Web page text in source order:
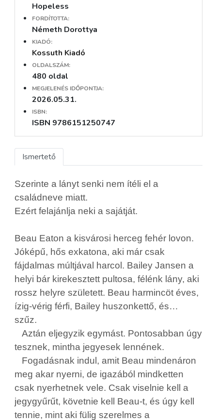
Hopeless
FORDÍTOTTA:
Németh Dorottya
KIADÓ:
Kossuth Kiadó
OLDALSZÁM:
480 oldal
MEGJELENÉS IDŐPONTJA:
2026.05.31.
ISBN:
ISBN 9786151250747
Ismertető
Szerinte a lányt senki nem ítéli el a
családneve miatt.
Ezért felajánlja neki a sajátját.
Beau Eaton a kisvárosi herceg fehér lovon.
Jóképű, hős exkatona, aki már csak
fájdalmas múltjával harcol. Bailey Jansen a
helyi bár kirekesztett pultosa, félénk lány, aki
rossz helyre született. Beau harmincöt éves,
ízig-vérig férfi, Bailey huszonkettő, és…
szűz.
Aztán eljegyzik egymást. Pontosabban úgy
tesznek, mintha jegyesek lennének.
Fogadásnak indul, amit Beau mindenáron
meg akar nyerni, de igazából mindketten
csak nyerhetnek vele. Csak viselnie kell a
jegygyűrűt, követnie kell Beau-t, és úgy kell
tennie, mint aki fülig szerelmes a